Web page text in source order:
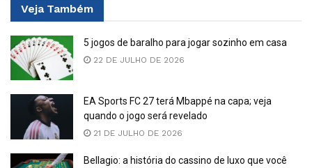
Veja Também
5 jogos de baralho para jogar sozinho em casa
22 DE JULHO DE 2026
EA Sports FC 27 terá Mbappé na capa; veja
quando o jogo será revelado
21 DE JULHO DE 2026
Bellagio: a história do cassino de luxo que você